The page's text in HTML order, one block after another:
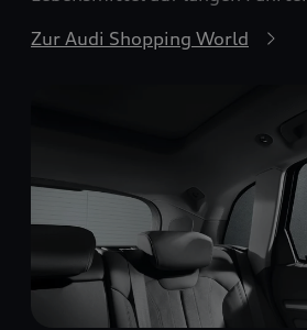
Zur Audi Shopping World